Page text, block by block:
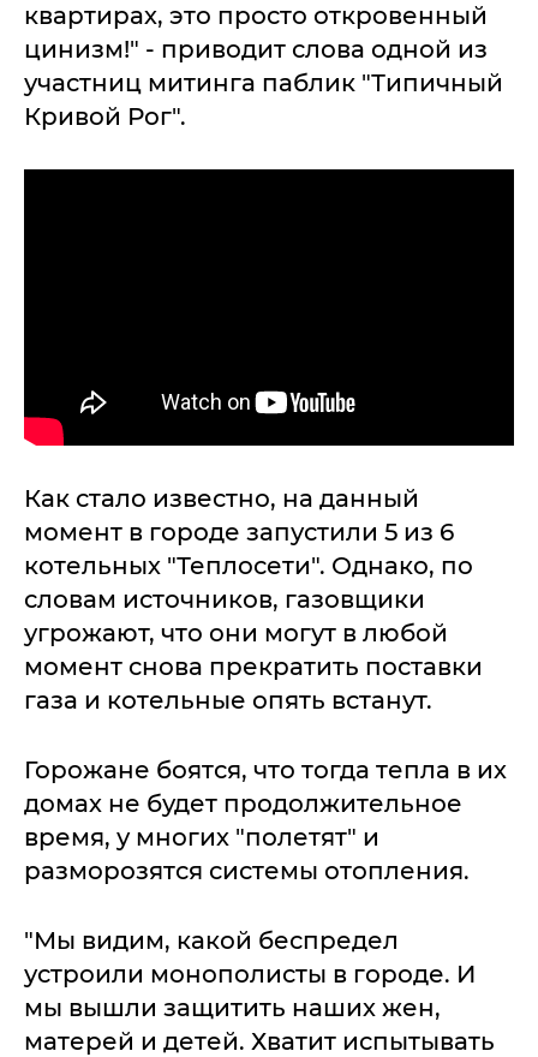
квартирах, это просто откровенный
цинизм!" - приводит слова одной из
участниц митинга паблик "Типичный
Кривой Рог".
Как стало известно, на данный
момент в городе запустили 5 из 6
котельных "Теплосети". Однако, по
словам источников, газовщики
угрожают, что они могут в любой
момент снова прекратить поставки
газа и котельные опять встанут.
Горожане боятся, что тогда тепла в их
домах не будет продолжительное
время, у многих "полетят" и
разморозятся системы отопления.
"Мы видим, какой беспредел
устроили монополисты в городе. И
мы вышли защитить наших жен,
матерей и детей. Хватит испытывать